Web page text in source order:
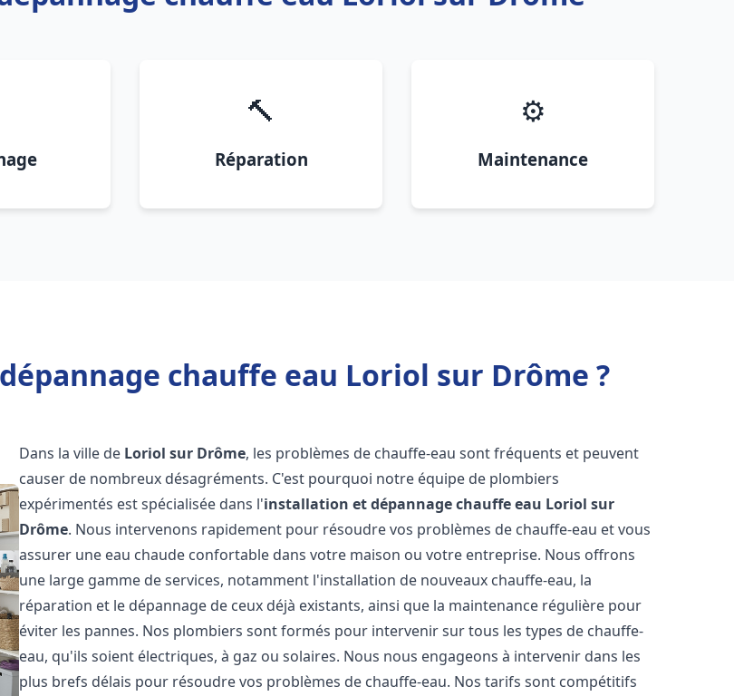
🔨
Réparation
⚙️
Maintenance
chauffe eau Loriol sur Drôme ?
Dans la ville de Loriol sur Drôme, les problèmes de chauffe-eau sont fréquents et peuvent
causer de nombreux désagréments. C'est pourquoi notre équipe de plombiers
expérimentés est spécialisée dans l'installation et dépannage chauffe eau Loriol sur
Drôme. Nous intervenons rapidement pour résoudre vos problèmes de chauffe-eau et vous
assurer une eau chaude confortable dans votre maison ou votre entreprise. Nous offrons
une large gamme de services, notamment l'installation de nouveaux chauffe-eau, la
réparation et le dépannage de ceux déjà existants, ainsi que la maintenance régulière pour
éviter les pannes. Nos plombiers sont formés pour intervenir sur tous les types de chauffe-
eau, qu'ils soient électriques, à gaz ou solaires. Nous nous engageons à intervenir dans les
plus brefs délais pour résoudre vos problèmes de chauffe-eau. Nos tarifs sont compétitifs